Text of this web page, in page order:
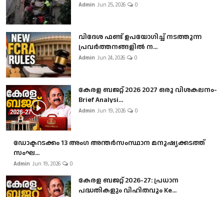
Admin Jun 25, 2026 0
വിദേശ ഫണ്ട് ഉപയോഗിച്ച് നടത്തുന്ന
പ്രവർത്തനങ്ങളിൽ ന...
Admin Jun 24, 2026 0
കേരള ബജറ്റ് 2026 2027 ഒരു വിശകലനം-
Brief Analysi...
Admin Jun 19, 2026 0
ഡോക്ടറടക്കം 13 അംഗ അന്തർസംസ്ഥാന മനുഷ്യക്കടത്ത്
സംഘ...
Admin Jun 19, 2026 0
കേരള ബജറ്റ് 2026-27: പ്രധാന
പദ്ധതികളും വിഹിതവും Ke...